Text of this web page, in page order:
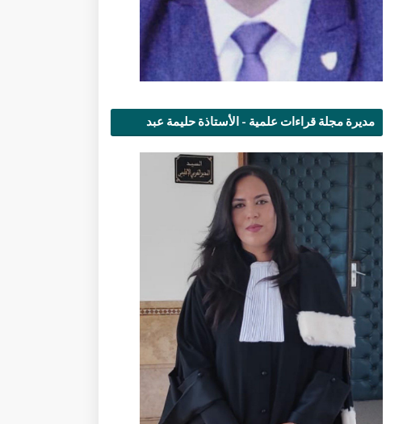
مديرة مجلة قراءات علمية - الأستاذة حليمة عبد